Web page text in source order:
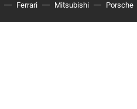
Ferrari Mitsubishi Porsche